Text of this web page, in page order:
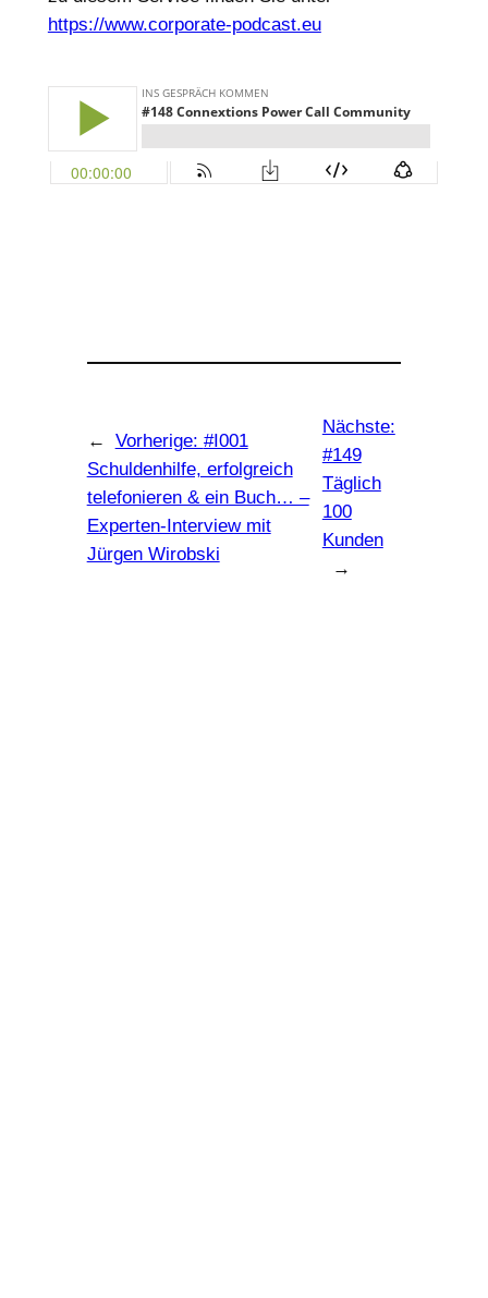
https://www.corporate-podcast.eu
← Vorherige: #I001
Schuldenhilfe, erfolgreich
telefonieren & ein Buch… –
Experten-Interview mit
Jürgen Wirobski
Nächste:
#149
Täglich
100
Kunden
→